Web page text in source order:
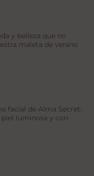
y belleza que no
maleta de verano
facial de Alma Secret:
piel luminosa y con